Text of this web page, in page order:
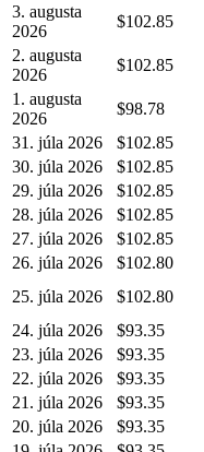
3. augusta
2026
$102.85
2. augusta
2026
$102.85
1. augusta
2026
$98.78
31. júla 2026
$102.85
30. júla 2026
$102.85
29. júla 2026
$102.85
28. júla 2026
$102.85
27. júla 2026
$102.85
26. júla 2026
$102.80
25. júla 2026
$102.80
24. júla 2026
$93.35
23. júla 2026
$93.35
22. júla 2026
$93.35
21. júla 2026
$93.35
20. júla 2026
$93.35